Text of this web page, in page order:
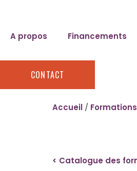
A propos Financements
CONTACT
Accueil / Formations
< Catalogue des